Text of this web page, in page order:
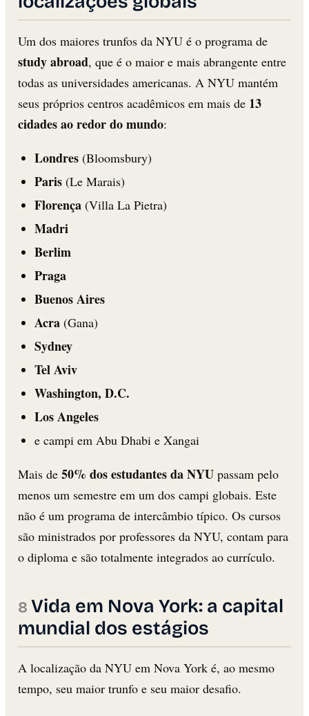
Um dos maiores trunfos da NYU é o programa de
study abroad, que é o maior e mais abrangente entre
todas as universidades americanas. A NYU mantém
seus próprios centros acadêmicos em mais de 13
cidades ao redor do mundo:
Londres(Bloomsbury)
Paris(Le Marais)
Florença(Villa La Pietra)
Madri
Berlim
Praga
Buenos Aires
Acra(Gana)
Sydney
Tel Aviv
Washington, D.C.
Los Angeles
e campi em Abu Dhabi e Xangai
Mais de 50% dos estudantes da NYU passam pelo
menos um semestre em um dos campi globais. Este
não é um programa de intercâmbio típico. Os cursos
são ministrados por professores da NYU, contam para
o diploma e são totalmente integrados ao currículo.
Vida em Nova York: a capital
mundial dos estágios
A localização da NYU em Nova York é, ao mesmo
tempo, seu maior trunfo e seu maior desafio.